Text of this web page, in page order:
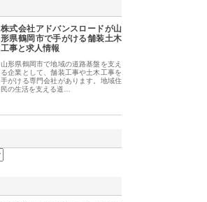
株式会社アドバンスロードが山
形県鶴岡市で手がける舗装土木
工事と求人情報
山形県鶴岡市で地域の道路基盤を支え
る企業として、舗装工事や土木工事を
手がける専門会社があります。地域住
民の生活を支える道…